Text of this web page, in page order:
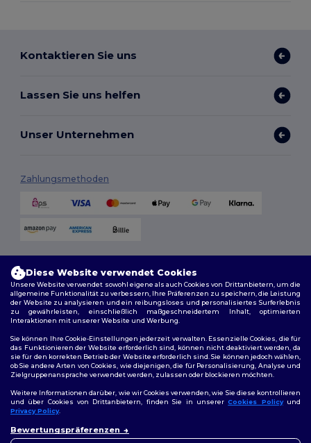
Kontaktieren Sie uns
Lassen Sie uns helfen
Unser Unternehmen
Zahlungsmethoden
Allgemeine Geschäftsbedingungen
Datenschutzbestimmungen|Cookie-Richtlinie|Site Map
Folge uns
Diese Website verwendet Cookies
Unsere Website verwendet sowohl eigene als auch Cookies von Drittanbietern, um die
allgemeine Funktionalität zu verbessern, Ihre Präferenzen zu speichern, die Leistung
der Website zu analysieren und ein reibungsloses und personalisiertes Surferlebnis
zu gewährleisten, einschließlich maßgeschneidertem Inhalt, optimierten
Interaktionen mit unserer Website und Werbung.
Sie können Ihre Cookie-Einstellungen jederzeit verwalten. Essenzielle Cookies, die für
das Funktionieren der Website erforderlich sind, können nicht deaktiviert werden, da
sie für den korrekten Betrieb der Website erforderlich sind. Sie können jedoch wählen,
ob Sie andere Arten von Cookies, wie diejenigen, die für Personalisierung, Analyse und
Zielgruppenansprache verwendet werden, zulassen oder blockieren möchten.
Weitere Informationen darüber, wie wir Cookies verwenden, wie Sie diese kontrollieren
und über Cookies von Drittanbietern, finden Sie in unsererCookies Policyund
Privacy Policy.
Bewertungspräferenzen